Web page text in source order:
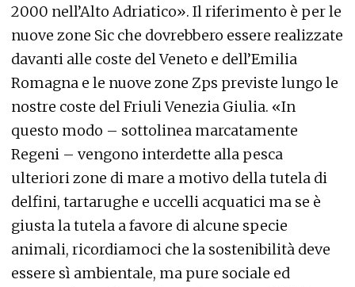
2000 nell’Alto Adriatico». Il riferimento è per le
nuove zone Sic che dovrebbero essere realizzate
davanti alle coste del Veneto e dell’Emilia
Romagna e le nuove zone Zps previste lungo le
nostre coste del Friuli Venezia Giulia. «In
questo modo – sottolinea marcatamente
Regeni – vengono interdette alla pesca
ulteriori zone di mare a motivo della tutela di
delfini, tartarughe e uccelli acquatici ma se è
giusta la tutela a favore di alcune specie
animali, ricordiamoci che la sostenibilità deve
essere sì ambientale, ma pure sociale ed